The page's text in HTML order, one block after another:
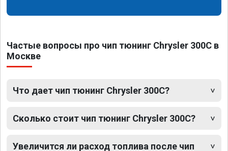
Частые вопросы про чип тюнинг Chrysler 300C в
Москве
Что дает чип тюнинг Chrysler 300C?
Сколько стоит чип тюнинг Chrysler 300C?
Увеличится ли расход топлива после чип